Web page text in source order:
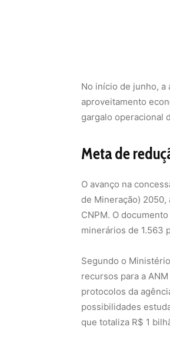
O avanço na
de Mineração)
CNPM. O
Segundo o
recursos para a
protocolos da
possibilidades
que totaliza R$ 1